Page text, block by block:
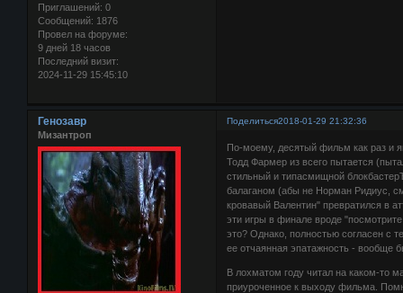
Приглашений: 0
Сообщений: 1876
Провел на форуме:
9 дней 18 часов
Последний визит:
2024-11-29 15:45:10
Поделиться2018-01-29 21:32:36
Генозавр
Мизантроп
По-моему, десятый фильм как раз и
Тодд Фармер из всего пытается
стильный и типасмищной
балаганом (абы не Норман Ридиус,
кровавый Валентин" превратился в
эти игры в финале вроде
это? Однако, полностью согласен с
ее отчаянная эпатажность - вообще
В лохматом году читал на каком-то
приуроченное к выходу фильма.